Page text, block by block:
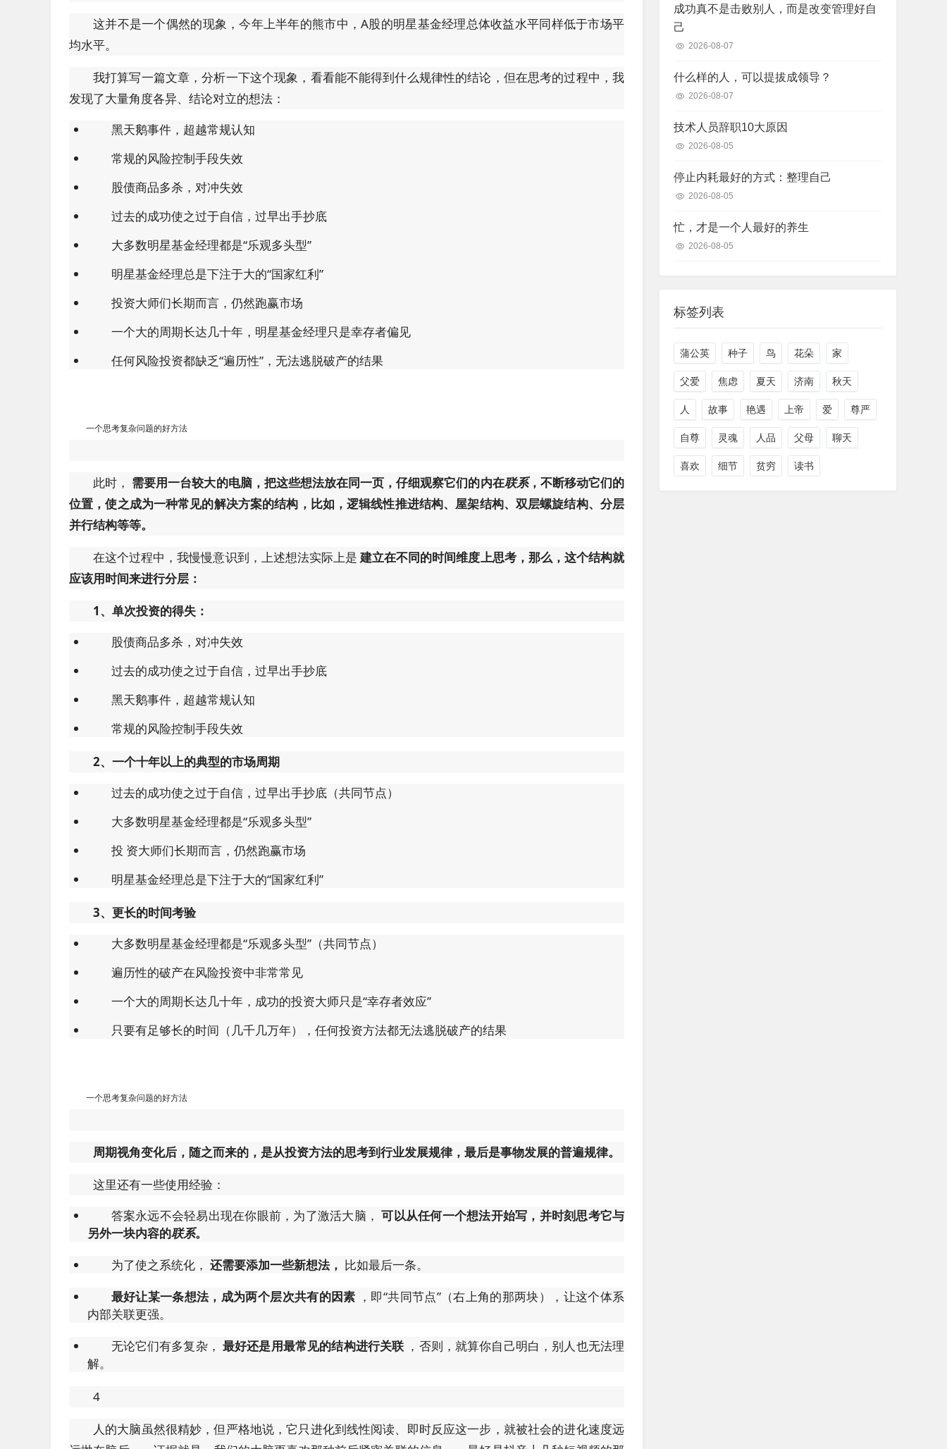
这并不是一个偶然的现象，今年上半年的熊市中，A股的明星基金经理总体收益水平同样低于市场平
均水平。
我打算写一篇文章，分析一下这个现象，看看能不能得到什么规律性的结论，但在思考的过程中，我
发现了大量角度各异、结论对立的想法：
黑天鹅事件，超越常规认知
常规的风险控制手段失效
股债商品多杀，对冲失效
过去的成功使之过于自信，过早出手抄底
大多数明星基金经理都是“乐观多头型”
明星基金经理总是下注于大的“国家红利”
投资大师们长期而言，仍然跑赢市场
一个大的周期长达几十年，明星基金经理只是幸存者偏见
任何风险投资都缺乏“遍历性”，无法逃脱破产的结果
一个思考复杂问题的好方法
此时， 需要用一台较大的电脑，把这些想法放在同一页，仔细观察它们的内在联系，不断移动它们的
位置，使之成为一种常见的解决方案的结构，比如，逻辑线性推进结构、屋架结构、双层螺旋结构、分层
并行结构等等。
在这个过程中，我慢慢意识到，上述想法实际上是建立在不同的时间维度上思考，那么，这个结构就
应该用时间来进行分层：
1、单次投资的得失：
股债商品多杀，对冲失效
过去的成功使之过于自信，过早出手抄底
黑天鹅事件，超越常规认知
常规的风险控制手段失效
2、一个十年以上的典型的市场周期
过去的成功使之过于自信，过早出手抄底（共同节点）
大多数明星基金经理都是“乐观多头型”
投 资大师们长期而言，仍然跑赢市场
明星基金经理总是下注于大的“国家红利”
3、更长的时间考验
大多数明星基金经理都是“乐观多头型”（共同节点）
遍历性的破产在风险投资中非常常见
一个大的周期长达几十年，成功的投资大师只是“幸存者效应”
只要有足够长的时间（几千几万年），任何投资方法都无法逃脱破产的结果
一个思考复杂问题的好方法
周期视角变化后，随之而来的，是从投资方法的思考到行业发展规律，最后是事物发展的普遍规律。
这里还有一些使用经验：
答案永远不会轻易出现在你眼前，为了激活大脑，可以从任何一个想法开始写，并时刻思考它与
另外一块内容的联系。
为了使之系统化， 还需要添加一些新想法， 比如最后一条。
最好让某一条想法，成为两个层次共有的因素 ，即“共同节点”（右上角的那两块），让这个体系
内部关联更强。
无论它们有多复杂，最好还是用最常见的结构进行关联 ，否则，就算你自己明白，别人也无法理
解。
4
人的大脑虽然很精妙，但严格地说，它只进化到线性阅读、即时反应这一步，就被社会的进化速度远
成功真不是击败别人，而是改变管理好自
己
2026-08-07
什么样的人，可以提拔成领导？
2026-08-07
技术人员辞职10大原因
2026-08-05
停止内耗最好的方式：整理自己
2026-08-05
忙，才是一个人最好的养生
2026-08-05
标签列表
蒲公英 种子 鸟 花朵 家
父爱 焦虑 夏天 济南 秋天
人 故事 艳遇 上帝 爱 尊严
自尊 灵魂 人品 父母 聊天
喜欢 细节 贫穷 读书